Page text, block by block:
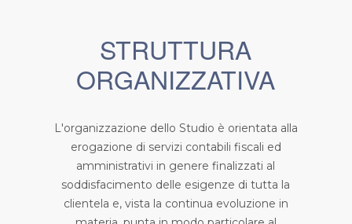
STRUTTURA
ORGANIZZATIVA
L'organizzazione dello Studio è orientata alla
erogazione di servizi contabili fiscali ed
amministrativi in genere finalizzati al
soddisfacimento delle esigenze di tutta la
clientela e, vista la continua evoluzione in